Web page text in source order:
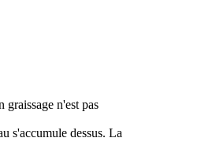
n'est pas
s'accumule dessus. La